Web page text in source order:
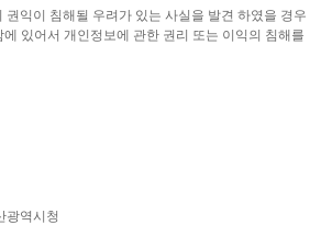
익이 침해될 우려가 있는 사실을 발견 하였을 경우
있어서 개인정보에 관한 권리 또는 이익의 침해를
광역시청